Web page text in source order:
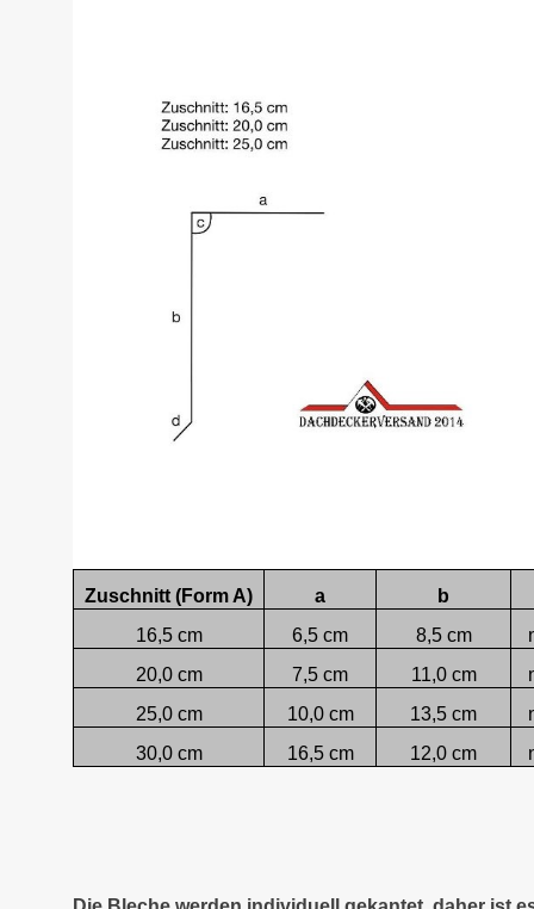
Zuschnitt (Form A) a b
16,5 cm
6,5 cm 8,5 cm
20,0 cm
7,5 cm 11,0 cm
25,0 cm
10,0 cm 13,5 cm
30,0 cm
16,5 cm 12,0 cm